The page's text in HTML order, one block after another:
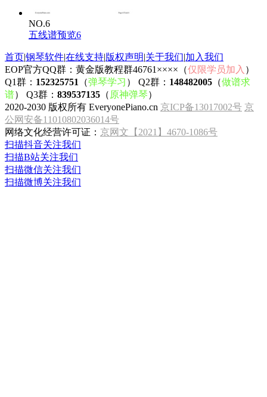
NO.6
五线谱预览6
首页|钢琴软件|在线支持|版权声明|关于我们|加入我们
EOP官方QQ群：黄金版教程群46761××××（仅限学员加入 ）
Q1群： 152325751 （弹琴学习 ） Q2群： 148482005 （做谱求
谱） Q3群： 839537135 （ 原神弹琴）
2020-2030 版权所有 EveryonePiano.cn 京ICP备13017002号 京
公网安备11010802036014号
网络文化经营许可证： 京网文【2021】4670-1086号
扫描抖音关注我们
扫描B站关注我们
扫描微信关注我们
扫描微博关注我们